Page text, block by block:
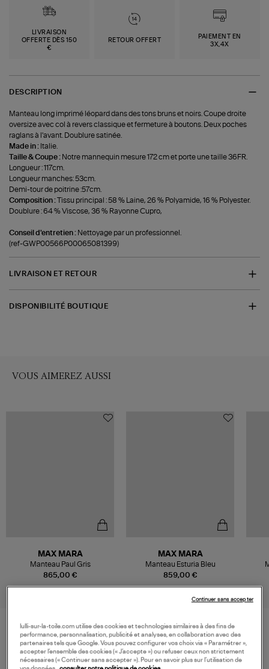
LIVRAISON
OFFERTE DÈS 150
€
RETOUR OFFERT
PAIEMENT EN
3X,4X
DESCRIPTION
Manteau long imprimé léopard dans des tons bruns et noirs. Coupe droite
oversize avec col à revers classique et fermeture à boutons. Deux poches
raglans à l'avant. Doublure satinée.
Made in : Italie.
Taille & Coupe : Notre mannequin mesure 172 cm et porte une taille 36FR.
Longueur : 117cm.
Longueur manches: 53cm.
Demi-tour de poitrine :57cm.
Composition :
Tissu principal : 58 % Laine, 26 % Polyamide, 16 % Polyester.
Doublure : 64 % Viscose, 36 % Rayonne Cupro,
Conseil d'entretien : Nettoyage par un professionnel.
(ref-GWP00566P00065081399)
LIVRAISON ET RETOUR
DISPONIBILITÉ BOUTIQUE
VOUS AIMEREZ AUSSI
865,00 €
MAX MARA
Manteau Paul Gris
859,00 €
MAX MARA
Manteau Esturia Bleu
VOS DERNIERS PRODUITS VUS
lulli-sur-la-toile.com utilise des cookies et technologies similaires à des fins de
performance, personnalisation, publicité et analyses, en collaboration avec des
partenaires tels que Google. Vous pouvez configurer vos choix via « Paramétrer »,
accepter l’ensemble des cookies (« J’accepte ») ou refuser ceux non strictement
nécessaires (« Continuer sans accepter »). Pour en savoir plus sur l’utilisation de
Continuer sans accepter